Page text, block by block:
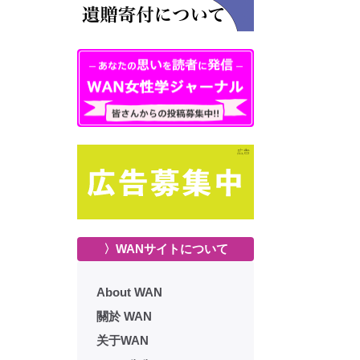
〉WANサイトについて
About WAN
關於 WAN
关于WAN